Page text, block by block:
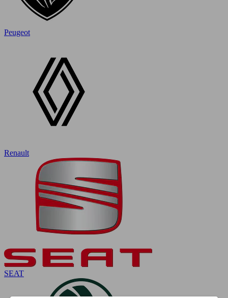
Peugeot
Renault
SEAT